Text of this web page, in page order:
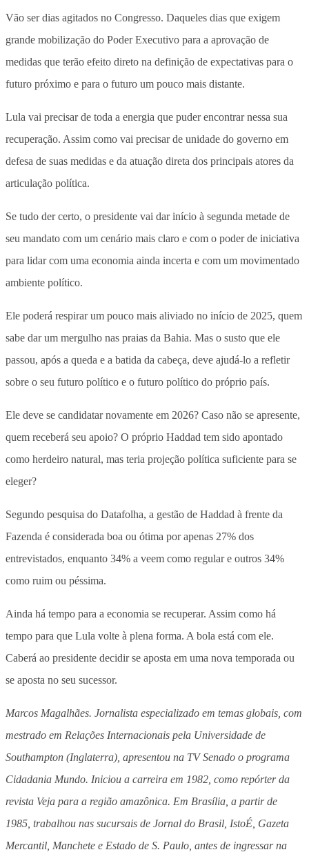
Vão ser dias agitados no Congresso. Daqueles dias que exigem
grande mobilização do Poder Executivo para a aprovação de
medidas que terão efeito direto na definição de expectativas para o
futuro próximo e para o futuro um pouco mais distante.
Lula vai precisar de toda a energia que puder encontrar nessa sua
recuperação. Assim como vai precisar de unidade do governo em
defesa de suas medidas e da atuação direta dos principais atores da
articulação política.
Se tudo der certo, o presidente vai dar início à segunda metade de
seu mandato com um cenário mais claro e com o poder de iniciativa
para lidar com uma economia ainda incerta e com um movimentado
ambiente político.
Ele poderá respirar um pouco mais aliviado no início de 2025, quem
sabe dar um mergulho nas praias da Bahia. Mas o susto que ele
passou, após a queda e a batida da cabeça, deve ajudá-lo a refletir
sobre o seu futuro político e o futuro político do próprio país.
Ele deve se candidatar novamente em 2026? Caso não se apresente,
quem receberá seu apoio? O próprio Haddad tem sido apontado
como herdeiro natural, mas teria projeção política suficiente para se
eleger?
Segundo pesquisa do Datafolha, a gestão de Haddad à frente da
Fazenda é considerada boa ou ótima por apenas 27% dos
entrevistados, enquanto 34% a veem como regular e outros 34%
como ruim ou péssima.
Ainda há tempo para a economia se recuperar. Assim como há
tempo para que Lula volte à plena forma. A bola está com ele.
Caberá ao presidente decidir se aposta em uma nova temporada ou
se aposta no seu sucessor.
Marcos Magalhães. Jornalista especializado em temas globais, com
mestrado em Relações Internacionais pela Universidade de
Southampton (Inglaterra), apresentou na TV Senado o programa
Cidadania Mundo. Iniciou a carreira em 1982, como repórter da
revista Veja para a região amazônica. Em Brasília, a partir de
1985, trabalhou nas sucursais de Jornal do Brasil, IstoÉ, Gazeta
Mercantil, Manchete e Estado de S. Paulo, antes de ingressar na